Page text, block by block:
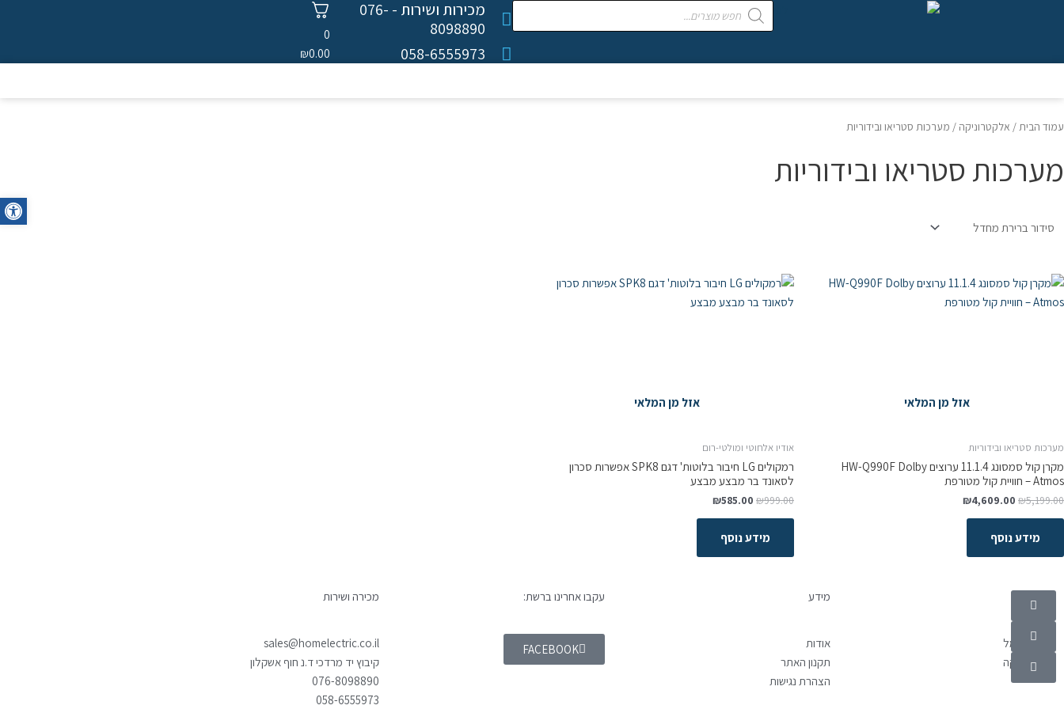
מכירות ושירות - 076-
8098890
058-6555973
0
₪0.00
עמוד הבית/ אלקטרוניקה / מערכות סטריאו ובידוריות
מערכות סטריאו ובידוריות
אזל מן המלאי
מערכות סטריאו ובידוריות
מקרן קול סמסונג 11.1.4 ערוצים HW-Q990F Dolby
Atmos – חוויית קול מטורפת
₪5,199.00
₪4,609.00
מידע נוסף
אזל מן המלאי
אודיו אלחוטי ומולטי-רום
רמקולים LG חיבור בלוטות' דגם SPK8 אפשרות סכרון
לסאונד בר מבצע מבצע
₪999.00
₪585.00
מידע נוסף
קטגוריות
מוצרי חשמל
אלקטרוניקה
מידע
אודות
תקנון האתר
הצהרת נגישות
עקבו אחרינו ברשת:
FACEBOOK
מכירה ושירות
sales@homelectric.co.il
קיבוץ יד מרדכי ד.נ חוף אשקלון
076-8098890
058-6555973